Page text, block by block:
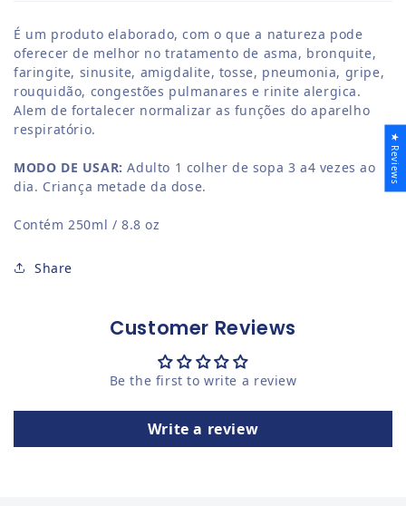
É um produto elaborado, com o que a natureza pode
oferecer de melhor no tratamento de asma, bronquite,
faringite, sinusite, amigdalite, tosse, pneumonia, gripe,
rouquidão, congestões pulmanares e rinite alergica.
Alem de fortalecer normalizar as funções do aparelho
respiratório.
MODO DE USAR: Adulto 1 colher de sopa 3 a4 vezes ao
dia. Criança metade da dose.
Contém 250ml / 8.8 oz
Share
Customer Reviews
Be the first to write a review
Write a review
★ Reviews